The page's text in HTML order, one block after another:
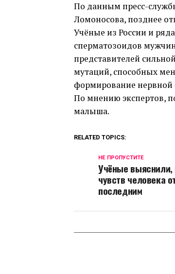
По данным пресс-
Ломоносова, позднее
Учёные из России и
сперматозоидов мужчин
представителей
мутаций, способных
формирование нервной
По мнению экспертов,
малыша.
RELATED TOPICS:
НЕ ПРОПУСТИТЕ
Учёные выяснили,
чувств человека
последним